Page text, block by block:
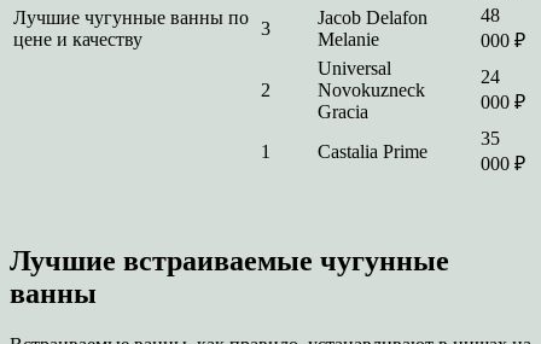
Лучшие чугунные ванны по
цене и качеству
3
Jacob Delafon
Melanie
48
000 ₽
2
Universal
Novokuzneck
Gracia
24
000 ₽
1 Castalia Prime
35
000 ₽
Лучшие встраиваемые чугунные
ванны